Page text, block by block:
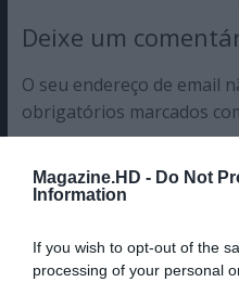
Magazine.HD - Do Not
Information
If you wish to opt-out of the
processing of your personal
Deixe um
O seu endereço de email
obrigatórios marcados
Nome